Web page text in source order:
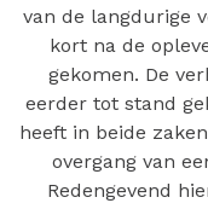
van de langdurige
kort na de
gekomen. De
eerder tot stand
heeft in beide
overgang van
Redengevend